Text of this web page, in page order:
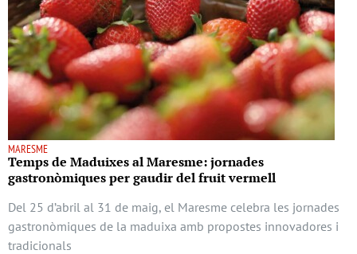
MARESME
Temps de Maduixes al Maresme: jornades
gastronòmiques per gaudir del fruit vermell
Del 25 d’abril al 31 de maig, el Maresme celebra les jornades
gastronòmiques de la maduixa amb propostes innovadores i
tradicionals